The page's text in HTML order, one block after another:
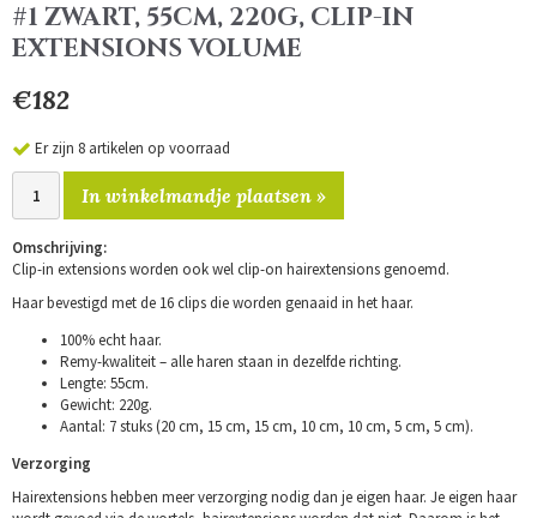
#1 ZWART, 55CM, 220G, CLIP-IN
EXTENSIONS VOLUME
€182
Er zijn 8 artikelen op voorraad
In winkelmandje plaatsen »
Omschrijving:
Clip-in extensions worden ook wel clip-on hairextensions genoemd.
Haar bevestigd met de 16 clips die worden genaaid in het haar.
100% echt haar.
Remy-kwaliteit – alle haren staan in dezelfde richting.
Lengte: 55cm.
Gewicht: 220g.
Aantal: 7 stuks (20 cm, 15 cm, 15 cm, 10 cm, 10 cm, 5 cm, 5 cm).
Verzorging
Hairextensions hebben meer verzorging nodig dan je eigen haar. Je eigen haar